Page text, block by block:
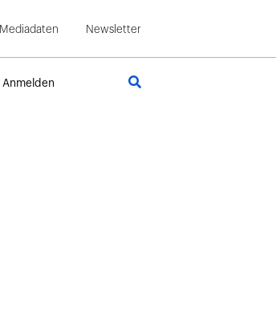
Mediadaten Newsletter
Anmelden